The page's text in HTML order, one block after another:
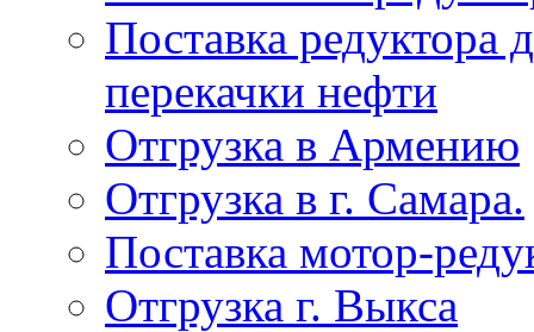
Поставка редуктора
перекачки нефти
Отгрузка в Армению
Отгрузка в г. Самара.
Поставка мотор-
Отгрузка г. Выкса